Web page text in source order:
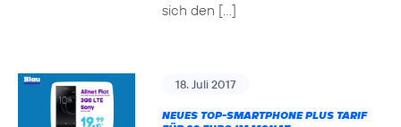
sich den […]
18. Juli 2017
NEUES TOP-SMARTPHONE PLUS TARIF